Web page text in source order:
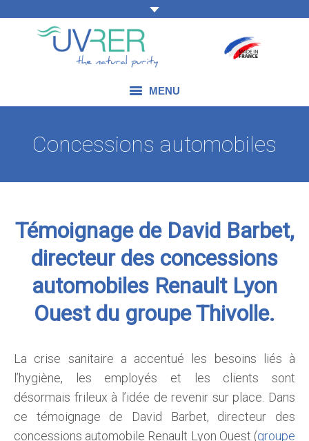
MENU
NOS ACTUALITÉS
NOUS CONTACTER
Concessions automobiles
Témoignage de David Barbet,
directeur des concessions
automobiles Renault Lyon
Ouest du groupe Thivolle.
La crise sanitaire a accentué les besoins liés à
l’hygiène, les employés et les clients sont
désormais frileux à l’idée de revenir sur place. Dans
ce témoignage de David Barbet, directeur des
concessions automobile Renault Lyon Ouest (groupe